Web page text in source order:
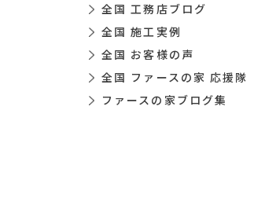
全国 工務店ブログ
全国 施工実例
全国 お客様の声
全国 ファースの家 応援隊
ファースの家ブログ集